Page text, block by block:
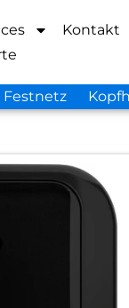
Kontakt
Festnetz